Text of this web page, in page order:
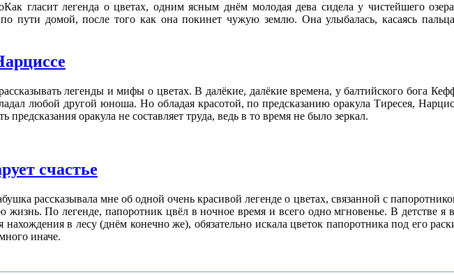
Как гласит легенда о цветах, одним ясным днём молодая дева сидела у чистейшего
пути домой, после того как она покинет чужую землю. Она улыбалась, касаясь
легенды и мифы о цветах. В далёкие, далёкие времена, у балтийского бога
любой другой юноша. Но обладая красотой, по предсказанию оракула Тиресея,
оракула не составляет труда, ведь в то время не было зеркал.
счастье
рассказывала мне об одной очень красивой легенде о цветах, связанной с
жизнь. По легенде, папоротник цвёл в ночное время и всего одно мгновенье. В детстве я
в лесу (днём конечно же), обязательно искала цветок папоротника под его
иначе.